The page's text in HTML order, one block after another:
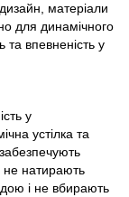
матеріали
для динамічного
впевненість у
у
устілка та
не натирають
і не вбирають